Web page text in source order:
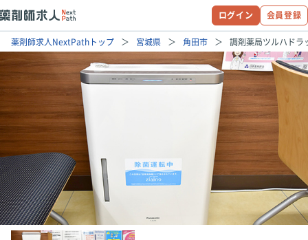
ログイン 会員登録
薬剤師求人NextPathトップ 宮城県 角田市 調剤薬局ツルハドラ